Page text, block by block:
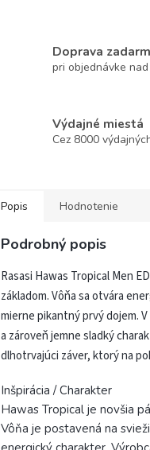
Doprava
pri objednávke
Výdajné miestá
Cez 8000
Popis Hodnotenie
Podrobný popis
Rasasi Hawas Tropical Men
základom. Vôňa sa otvára
mierne pikantný prvý dojem.
a zároveň jemne sladký
dlhotrvajúci záver, ktorý na
Inšpirácia / Charakter
Hawas Tropical je novšia
Vôňa je postavená na